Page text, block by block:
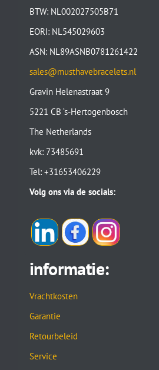
BTW: NL002027505B71
EORI: NL545029603
ASN: NL89ASNB0781261422
sales@musthavebracelets.nl
Gravin Helenastraat 9
5221 CB ‘s-Hertogenbosch
The Netherlands
kvk: 73485691
Tel: +31653406229
Volg ons via de socials:
informatie:
Vrachtkosten
Garantie
Retourbeleid
Service